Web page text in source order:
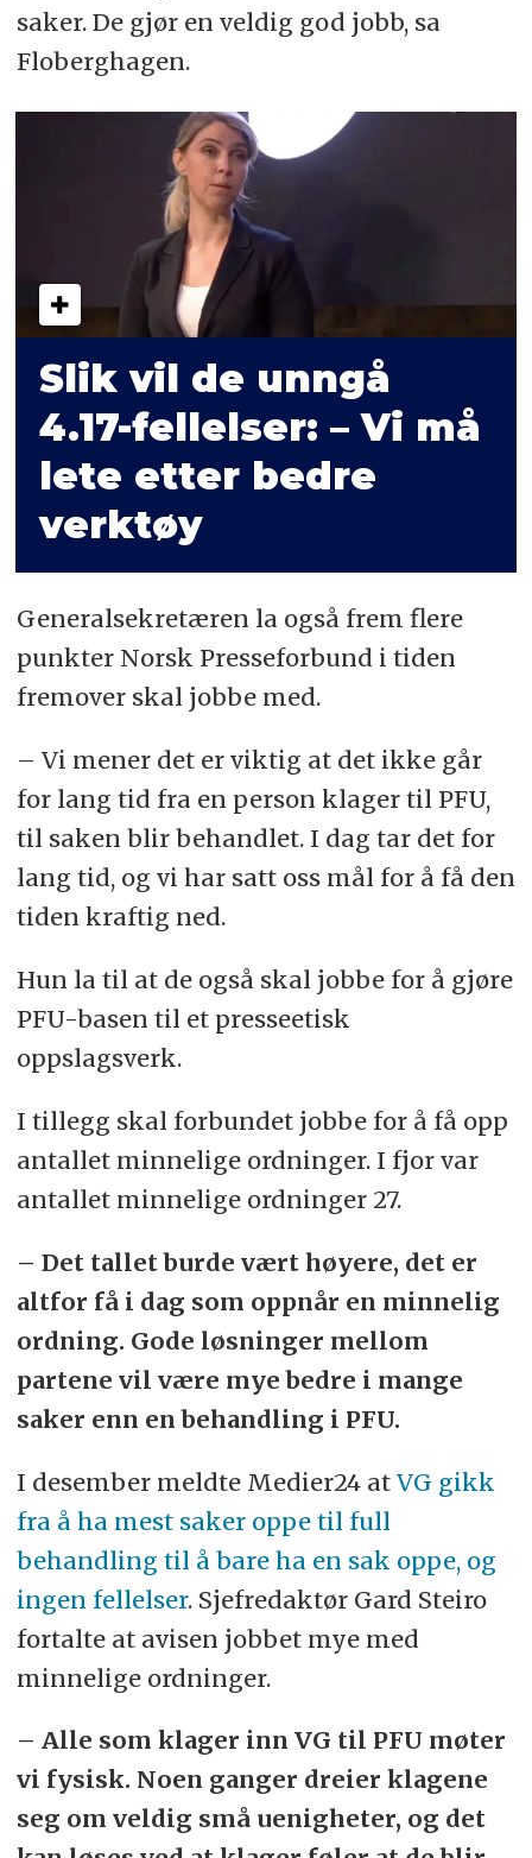
saker. De gjør en veldig god jobb, sa
Floberghagen.
Slik vil de unngå
4.17-fellelser: – Vi må
lete etter bedre
verktøy
Generalsekretæren la også frem flere
punkter Norsk Presseforbund i tiden
fremover skal jobbe med.
– Vi mener det er viktig at det ikke går
for lang tid fra en person klager til PFU,
til saken blir behandlet. I dag tar det for
lang tid, og vi har satt oss mål for å få den
tiden kraftig ned.
Hun la til at de også skal jobbe for å gjøre
PFU-basen til et presseetisk
oppslagsverk.
I tillegg skal forbundet jobbe for å få opp
antallet minnelige ordninger. I fjor var
antallet minnelige ordninger 27.
– Det tallet burde vært høyere, det er
altfor få i dag som oppnår en minnelig
ordning. Gode løsninger mellom
partene vil være mye bedre i mange
saker enn en behandling i PFU.
I desember meldte Medier24 at VG gikk
fra å ha mest saker oppe til full
behandling til å bare ha en sak oppe, og
ingen fellelser. Sjefredaktør Gard Steiro
fortalte at avisen jobbet mye med
minnelige ordninger.
– Alle som klager inn VG til PFU møter
vi fysisk. Noen ganger dreier klagene
seg om veldig små uenigheter, og det